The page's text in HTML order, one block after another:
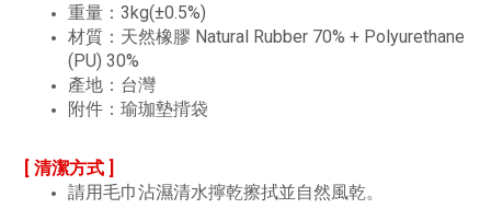
重量：3kg(±0.5%)
材質：天然橡膠 Natural Rubber 70% + Polyurethane
(PU) 30%
產地：台灣
附件：瑜珈墊揹袋
[ 清潔方式 ]
請用毛巾沾濕清水擰乾擦拭並自然風乾。